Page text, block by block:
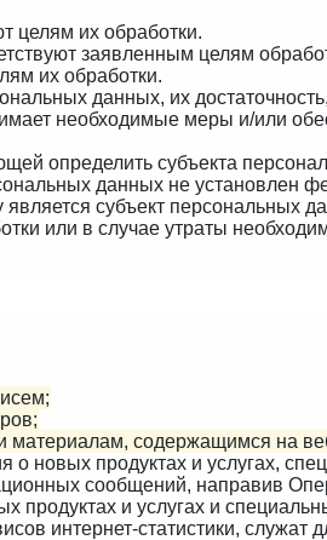
целям их обработки.
заявленным целям
их обработки.
данных, их
необходимые меры и/или
определить субъекта
данных не установлен
является субъект
или в случае утраты
материалам, содержащимся на
новых продуктах и услугах,
сообщений, направив
продуктах и услугах и
интернет-статистики, служат